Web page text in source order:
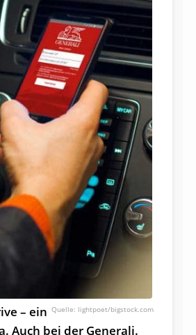
lightpoet/bigstock.com
– ein
Auch bei der Generali.